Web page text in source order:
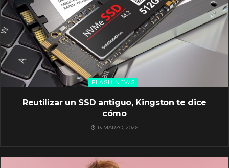
FLASH NEWS
Reutilizar un SSD antiguo, Kingston te dice
cómo
13 MARZO, 2026